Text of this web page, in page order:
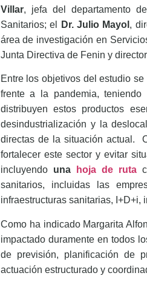
Villar, jefa del departamento
Sanitarios; el
Dr. Julio Mayol ,
área de investigación en
Junta Directiva de Fenin y
Entre los objetivos del estudio
frente a la pandemia,
distribuyen estos productos
desindustrialización y la
directas de la situación actual.
fortalecer este sector y evitar
incluyendo una hoja de ruta
sanitarios, incluidas las
infraestructuras sanitarias, I+D+i,
Como ha indicado Margarita
impactado duramente en todos
de previsión, planificación de
actuación estructurado y